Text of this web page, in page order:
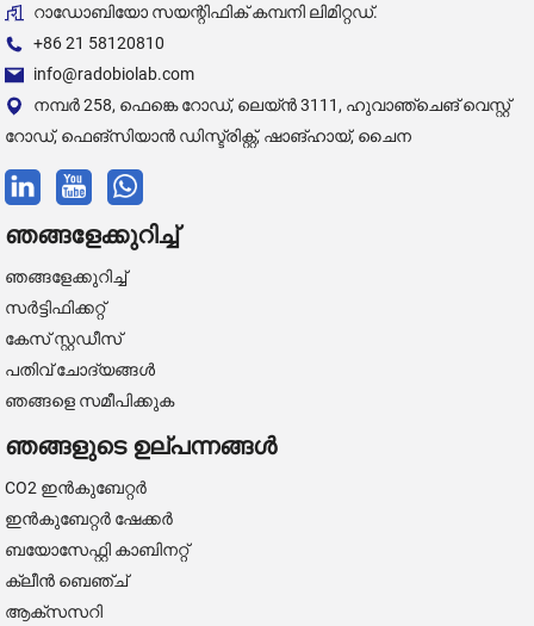
റാഡോബിയോ സയന്റിഫിക് കമ്പനി ലിമിറ്റഡ്.
+86 21 58120810
info@radobiolab.com
നമ്പർ 258, ഫെങ്കെ റോഡ്, ലെയ്ൻ 3111, ഹുവാഞ്ചെങ് വെസ്റ്റ്
റോഡ്, ഫെങ്‌സിയാൻ ഡിസ്ട്രിക്റ്റ്, ഷാങ്ഹായ്, ചൈന
ഞങ്ങളേക്കുറിച്ച്
ഞങ്ങളേക്കുറിച്ച്
സർട്ടിഫിക്കറ്റ്
കേസ് സ്റ്റഡീസ്
പതിവ് ചോദ്യങ്ങൾ
ഞങ്ങളെ സമീപിക്കുക
ഞങ്ങളുടെ ഉല്പന്നങ്ങൾ
CO2 ഇൻകുബേറ്റർ
ഇൻകുബേറ്റർ ഷേക്കർ
ബയോസേഫ്റ്റി കാബിനറ്റ്
ക്ലീൻ ബെഞ്ച്
ആക്സസറി